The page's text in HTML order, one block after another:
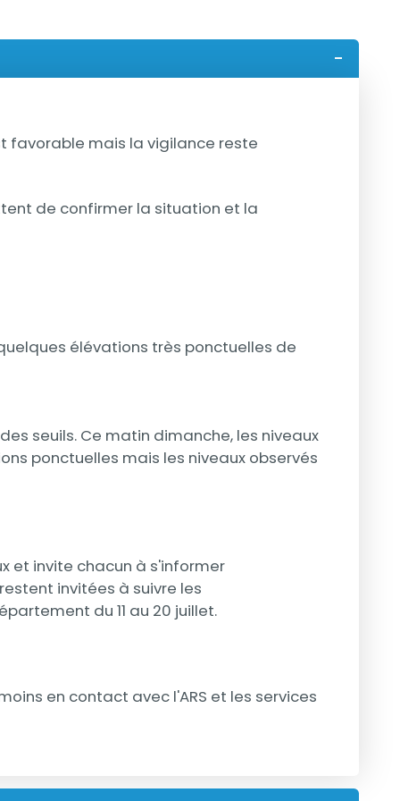
favorable mais la vigilance reste
de confirmer la situation et la
élévations très ponctuelles de
seuils. Ce matin dimanche, les niveaux
ponctuelles mais les niveaux observés
et invite chacun à s'informer
invitées à suivre les
du 11 au 20 juillet.
en contact avec l'ARS et les services